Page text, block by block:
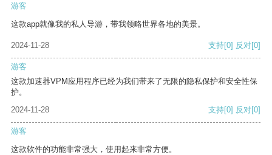
游客
这款app就像我的私人导游，带我领略世界各地的美景。
2024-11-28 支持[0] 反对[0]
游客
这款加速器VPM应用程序已经为我们带来了无限的隐私保护和安全性保
护。
2024-11-28
支持[0] 反对[0]
游客
这款软件的功能非常强大，使用起来非常方便。